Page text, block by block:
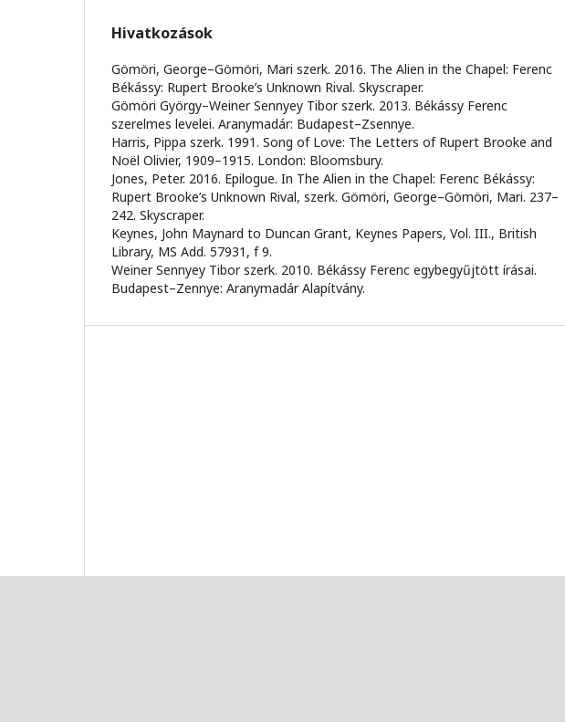
Hivatkozások
Gömöri, George–Gömöri, Mari szerk. 2016. The Alien in the Chapel: Ferenc
Békássy: Rupert Brooke’s Unknown Rival. Skyscraper.
Gömöri György–Weiner Sennyey Tibor szerk. 2013. Békássy Ferenc
szerelmes levelei. Aranymadár: Budapest–Zsennye.
Harris, Pippa szerk. 1991. Song of Love: The Letters of Rupert Brooke and
Noël Olivier, 1909–1915. London: Bloomsbury.
Jones, Peter. 2016. Epilogue. In The Alien in the Chapel: Ferenc Békássy:
Rupert Brooke’s Unknown Rival, szerk. Gömöri, George–Gömöri, Mari. 237–
242. Skyscraper.
Keynes, John Maynard to Duncan Grant, Keynes Papers, Vol. III., British
Library, MS Add. 57931, f 9.
Weiner Sennyey Tibor szerk. 2010. Békássy Ferenc egybegyűjtött írásai.
Budapest–Zennye: Aranymadár Alapítvány.